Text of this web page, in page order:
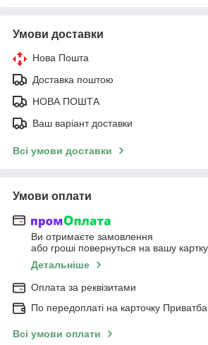
Умови доставки
Нова Пошта
Доставка поштою
НОВА ПОШТА
Ваш варіант доставки
Всі умови доставки
Умови оплати
Ви отримаєте замовлення
або гроші повернуться на вашу картку
Детальніше
Оплата за реквізитами
По передоплаті на карточку
Всі умови оплати